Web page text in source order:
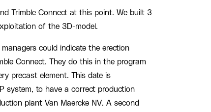
Trimble Connect at this point. We built 3
of the 3D-model.
could indicate the erection
Connect. They do this in the program
precast element. This date is
system, to have a correct production
plant Van Maercke NV. A second